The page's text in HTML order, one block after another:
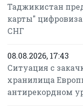
Таджикистан
карты"
СНГ
08.08.2026, 17:43
Ситуация с
хранилища
антирекордном